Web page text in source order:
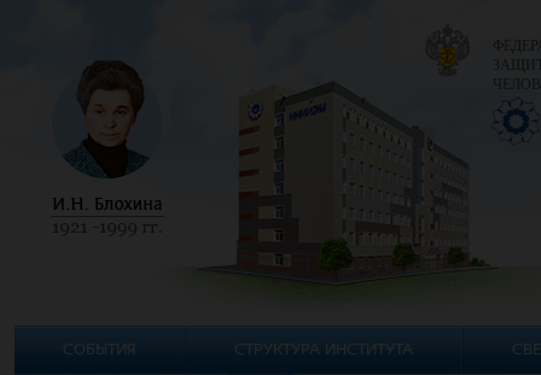
СОБЫТИЯ СТРУКТУРА ИНСТИТУТА